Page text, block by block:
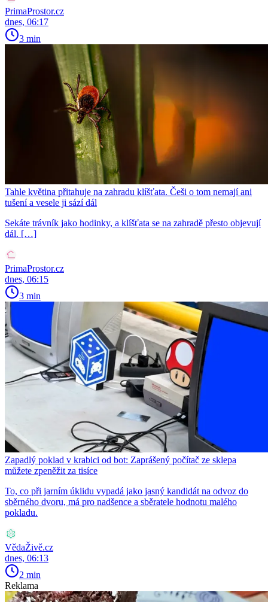
PrimaProstor.cz
dnes, 06:17
3 min
Tahle květina přitahuje na zahradu klíšťata. Češi o tom nemají ani
tušení a vesele ji sází dál
Sekáte trávník jako hodinky, a klíšťata se na zahradě přesto objevují
dál. […]
PrimaProstor.cz
dnes, 06:15
3 min
Zapadlý poklad v krabici od bot: Zaprášený počítač ze sklepa
můžete zpeněžit za tisíce
To, co při jarním úklidu vypadá jako jasný kandidát na odvoz do
sběrného dvoru, má pro nadšence a sběratele hodnotu malého
pokladu.
VědaŽivě.cz
dnes, 06:13
2 min
Reklama